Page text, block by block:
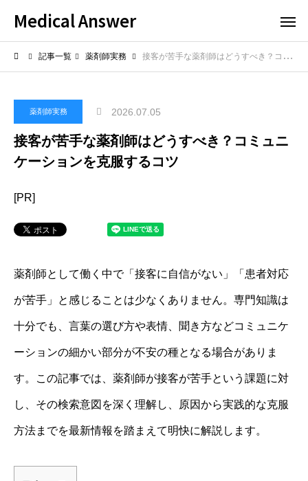
Medical Answer
記事一覧 薬剤師実務 接客が苦手な薬剤師はどうすべき？コミュニケーションを克服するコツ
薬剤師実務 2026.07.05
接客が苦手な薬剤師はどうすべき？コミュニ
ケーションを克服するコツ
[PR]
薬剤師として働く中で「接客に自信がない」「患者対応
が苦手」と感じることは少なくありません。専門知識は
十分でも、言葉の選び方や表情、聞き方などコミュニケ
ーションの細かい部分が不安の種となる場合がありま
す。この記事では、薬剤師が接客が苦手という課題に対
し、その検索意図を深く理解し、原因から実践的な克服
方法までを最新情報を踏まえて明快に解説します。